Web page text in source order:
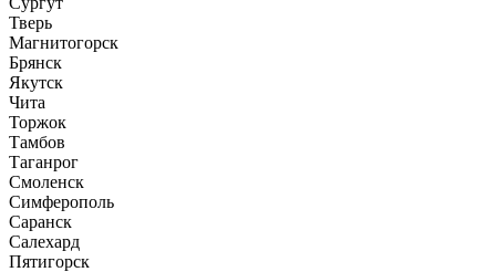
Тверь
Магнитогорск
Брянск
Якутск
Чита
Торжок
Тамбов
Таганрог
Смоленск
Симферополь
Саранск
Салехард
Пятигорск